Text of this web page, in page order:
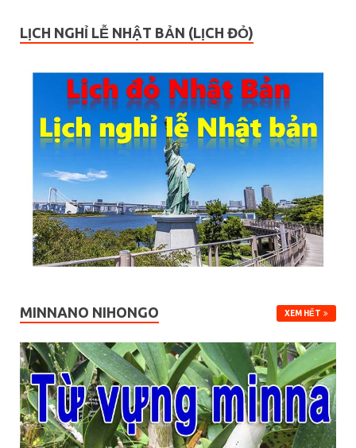
LỊCH NGHỈ LỄ NHẬT BẢN (LỊCH ĐỎ)
MINNANO NIHONGO XEM HẾT